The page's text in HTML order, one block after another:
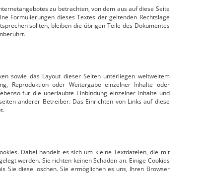
zu betrachten, von dem aus auf diese Seite
Formulierungen dieses Textes der geltenden Rechtslage
sollten, bleiben die übrigen Teile des Dokumentes
sowie das Layout dieser Seiten unterliegen weltweitem
Reproduktion oder Weitergabe einzelner Inhalte oder
für die unerlaubte Einbindung einzelner Inhalte und
anderer Betreiber. Das Einrichten von Links auf diese
Dabei handelt es sich um kleine Textdateien, die mit
werden. Sie richten keinen Schaden an. Einige Cookies
Sie diese löschen. Sie ermöglichen es uns, Ihren Browser